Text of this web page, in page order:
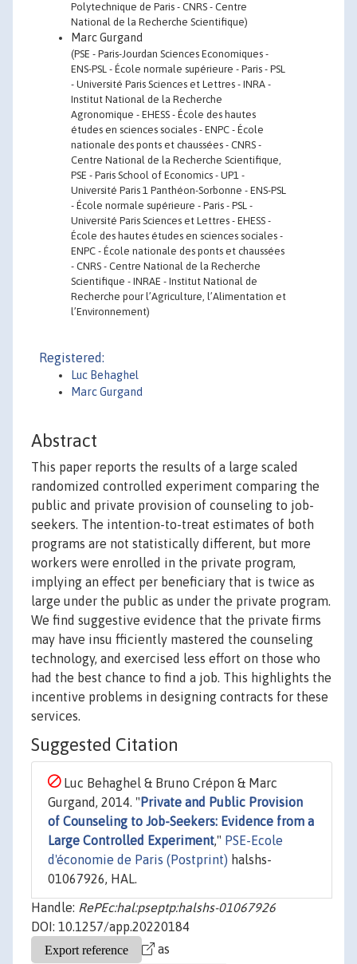
Polytechnique de Paris - CNRS - Centre
National de la Recherche Scientifique)
Marc Gurgand
(PSE - Paris-Jourdan Sciences Economiques -
ENS-PSL - École normale supérieure - Paris - PSL
- Université Paris Sciences et Lettres - INRA -
Institut National de la Recherche
Agronomique - EHESS - École des hautes
études en sciences sociales - ENPC - École
nationale des ponts et chaussées - CNRS -
Centre National de la Recherche Scientifique,
PSE - Paris School of Economics - UP1 -
Université Paris 1 Panthéon-Sorbonne - ENS-PSL
- École normale supérieure - Paris - PSL -
Université Paris Sciences et Lettres - EHESS -
École des hautes études en sciences sociales -
ENPC - École nationale des ponts et chaussées
- CNRS - Centre National de la Recherche
Scientifique - INRAE - Institut National de
Recherche pour l’Agriculture, l’Alimentation et
l’Environnement)
Registered:
Luc Behaghel
Marc Gurgand
Abstract
This paper reports the results of a large scaled
randomized controlled experiment comparing the
public and private provision of counseling to job-
seekers. The intention-to-treat estimates of both
programs are not statistically different, but more
workers were enrolled in the private program,
implying an effect per beneficiary that is twice as
large under the public as under the private program.
We find suggestive evidence that the private firms
may have insu fficiently mastered the counseling
technology, and exercised less effort on those who
had the best chance to find a job. This highlights the
incentive problems in designing contracts for these
services.
Suggested Citation
Luc Behaghel & Bruno Crépon & Marc
Gurgand, 2014. " Private and Public Provision
of Counseling to Job-Seekers: Evidence from a
Large Controlled Experiment," PSE-Ecole
d'économie de Paris (Postprint) halshs-
01067926, HAL.
Handle: RePEc:hal:pseptp:halshs-01067926
DOI: 10.1257/app.20220184
as